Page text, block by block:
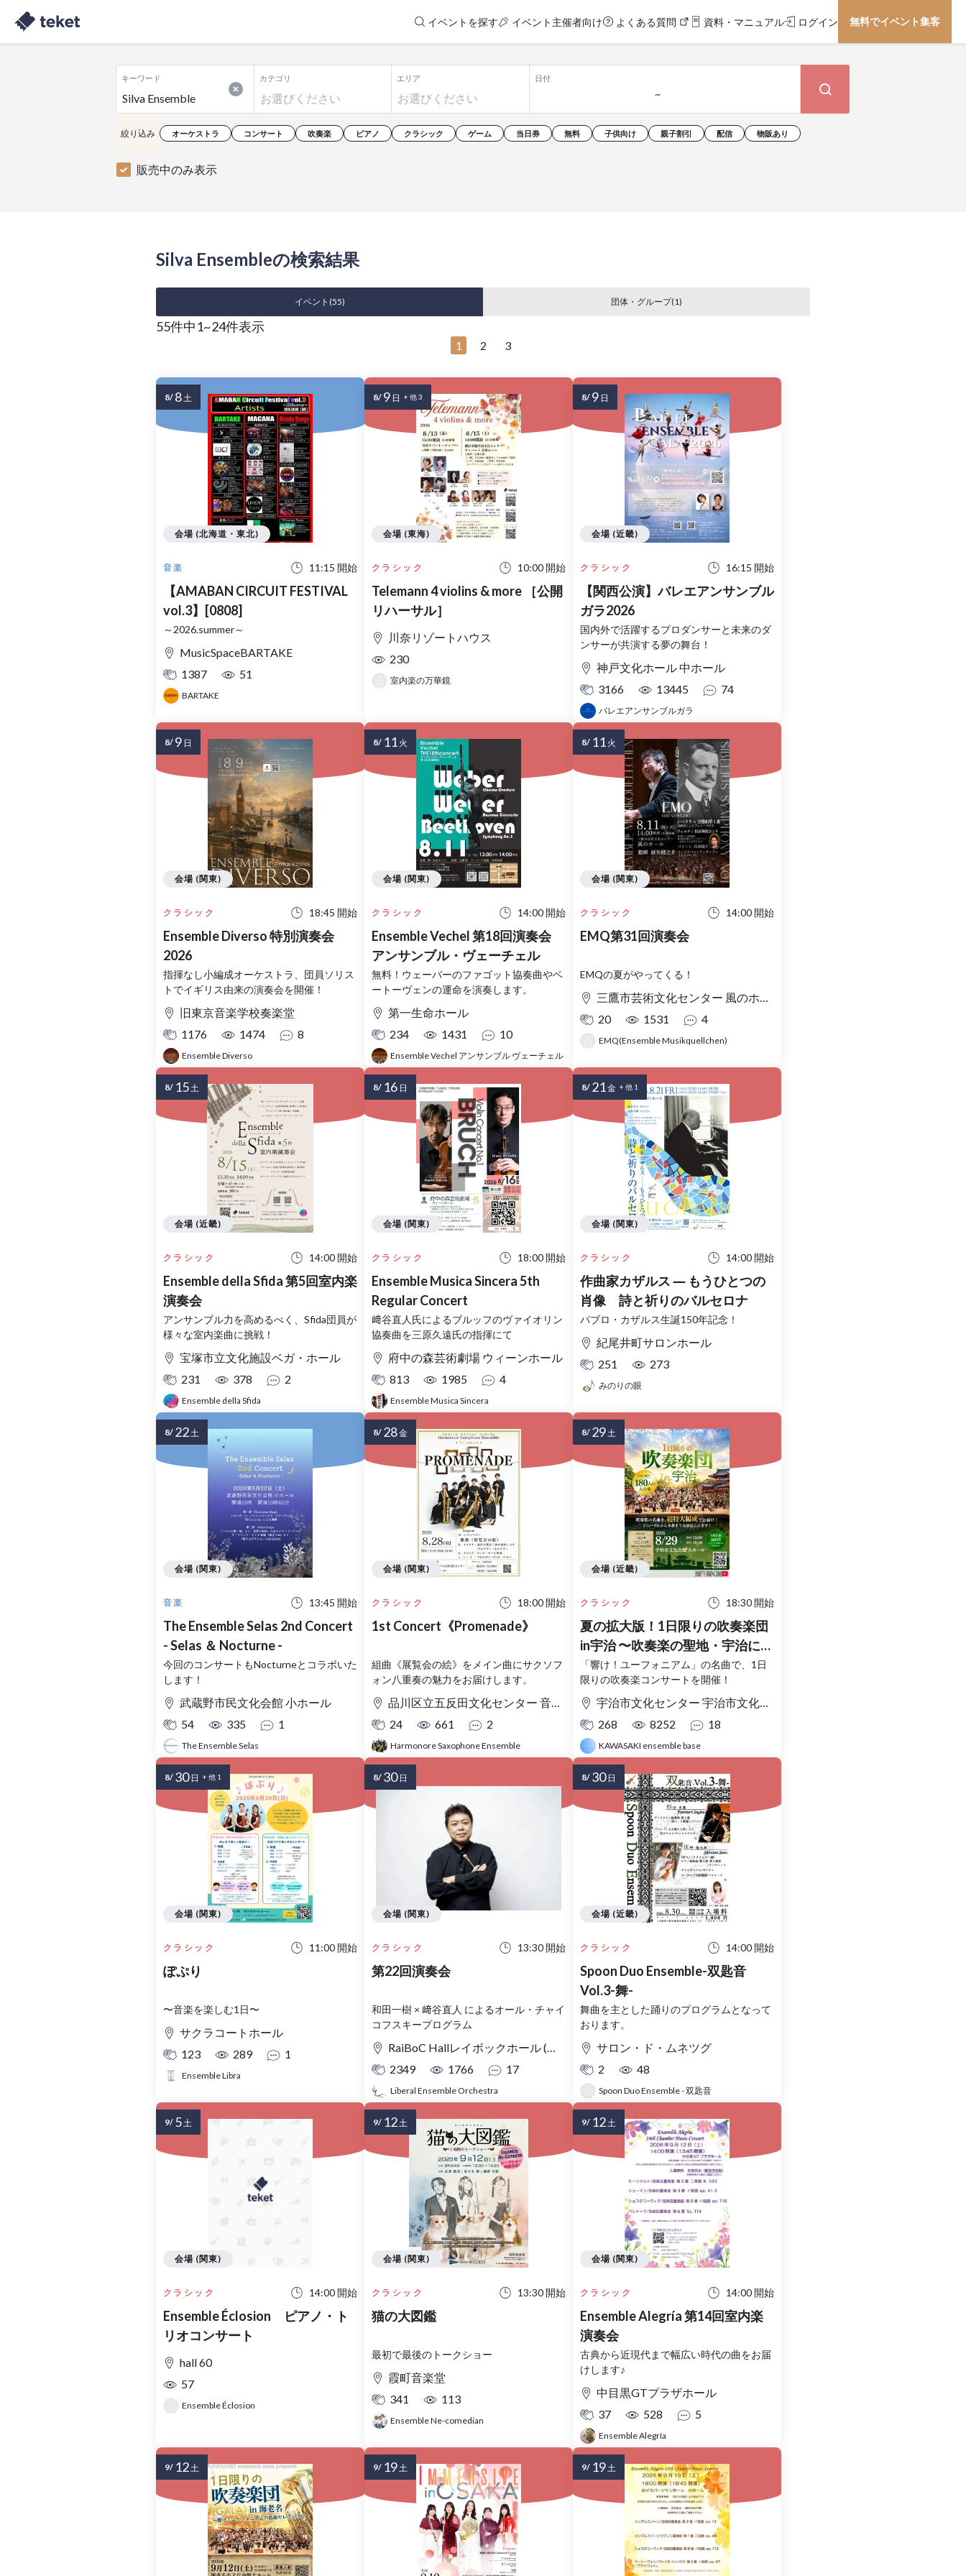
イベントを探す イベント主催者向け よくある質問 資料・マニュアル ログイン 無料でイベント集客
キーワード
オーケストラ コンサート 吹奏楽 ピアノ クラシック ゲーム 当日券 無料 子供向け 親子割引 配信 物販あり
カテゴリ エリア 日付
販売中のみ表示
絞り込み
Silva Ensembleの検索結果
イベント(55) 団体・グループ(1)
55件中1~24件表示
1 2 3
音楽 11:15 開始
【AMABAN CIRCUIT FESTIVAL
vol.3】[0808]
～2026.summer～
MusicSpaceBARTAKE
1387
51
BARTAKE
会場 (北海道・東北)
8/ 8土
クラシック 10:00 開始
Telemann 4 violins & more ［公開
リハーサル］
川奈リゾートハウス
230
室内楽の万華鏡
会場 (東海)
8/ 9 日 + 他 3
クラシック 16:15 開始
【関西公演】バレエアンサンブル
ガラ2026
国内外で活躍するプロダンサーと未来のダ
ンサーが共演する夢の舞台！
神戸文化ホール 中ホール
3166
13445 74
バレエアンサンブルガラ
会場 (近畿)
8/ 9 日
クラシック 18:45 開始
Ensemble Diverso 特別演奏会
2026
指揮なし小編成オーケストラ、団員ソリス
トでイギリス由来の演奏会を開催！
旧東京音楽学校奏楽堂
1176
1474 8
Ensemble Diverso
会場 (関東)
8/ 9 日
クラシック 14:00 開始
Ensemble Vechel 第18回演奏会
アンサンブル・ヴェーチェル
無料！ウェーバーのファゴット協奏曲やベ
ートーヴェンの運命を演奏します。
第一生命ホール
234
1431 10
Ensemble Vechel アンサンブル ヴェーチェル
会場 (関東)
8/ 11 火
クラシック 14:00 開始
EMQ第31回演奏会
EMQの夏がやってくる！
三鷹市芸術文化センター 風のホール
20
1531 4
EMQ(Ensemble Musikquellchen)
会場 (関東)
8/ 11 火
クラシック 14:00 開始
Ensemble della Sfida 第5回室内楽
演奏会
アンサンブル力を高めるべく、Sfida団員が
様々な室内楽曲に挑戦！
宝塚市立文化施設ベガ・ホール
231
378 2
Ensemble della Sfida
会場 (近畿)
8/ 15土
クラシック 18:00 開始
Ensemble Musica Sincera 5th
Regular Concert
﨑谷直人氏によるブルッフのヴァイオリン
協奏曲を三原久遠氏の指揮にて
府中の森芸術劇場 ウィーンホール
813
1985 4
Ensemble Musica Sincera
会場 (関東)
8/ 16 日
クラシック 14:00 開始
作曲家カザルス ― もうひとつの
肖像 詩と祈りのバルセロナ
パブロ・カザルス生誕150年記念！
紀尾井町サロンホール
251
273
みのりの眼
会場 (関東)
8/ 21金 + 他 1
音楽 13:45 開始
The Ensemble Selas 2nd Concert
- Selas ＆ Nocturne -
今回のコンサートもNocturneとコラボいた
します！
武蔵野市民文化会館 小ホール
54
335 1
The Ensemble Selas
会場 (関東)
8/ 22土
クラシック 18:00 開始
1st Concert《Promenade》
組曲《展覧会の絵》をメイン曲にサクソフ
ォン八重奏の魅力をお届けします。
品川区立五反田文化センター 音楽ホール
24
661 2
Harmonore Saxophone Ensemble
会場 (関東)
8/ 28金
クラシック 18:30 開始
夏の拡大版！1日限りの吹奏楽団
in宇治 〜吹奏楽の聖地・宇治に響
け！吹奏楽名曲スペシャル〜
「響け！ユーフォニアム」の名曲で、1日
限りの吹奏楽コンサートを開催！
宇治市文化センター 宇治市文化会館 大ホール
268
8252 18
KAWASAKI ensemble base
会場 (近畿)
8/ 29土
クラシック 11:00 開始
ぽぷり
〜音楽を楽しむ1日〜
サクラコートホール
123
289 1
Ensemble Libra
会場 (関東)
8/ 30 日 + 他 1
クラシック 13:30 開始
第22回演奏会
和田一樹 × 﨑谷直人 によるオール・チャイ
コフスキープログラム
RaiBoC Hallレイボックホール (市民会館おおみや) 大ホール
2349
1766 17
Liberal Ensemble Orchestra
会場 (関東)
8/ 30 日
クラシック 14:00 開始
Spoon Duo Ensemble-双匙音
Vol.3-舞-
舞曲を主とした踊りのプログラムとなって
おります。
サロン・ド・ムネツグ
2
48
Spoon Duo Ensemble - 双匙音
会場 (近畿)
8/ 30 日
クラシック 14:00 開始
Ensemble Éclosion ピアノ・ト
リオコンサート
hall 60
57
Ensemble Éclosion
会場 (関東)
9/ 5土
クラシック 13:30 開始
猫の大図鑑
最初で最後のトークショー
霞町音楽堂
341
113
Ensemble Ne-comedian
会場 (関東)
9/ 12土
クラシック 14:00 開始
Ensemble Alegría 第14回室内楽
演奏会
古典から近現代まで幅広い時代の曲をお届
けします♪
中目黒GTプラザホール
37
528 5
Ensemble Alegría
会場 (関東)
9/ 12土
9/ 12土 9/ 19土 9/ 19土